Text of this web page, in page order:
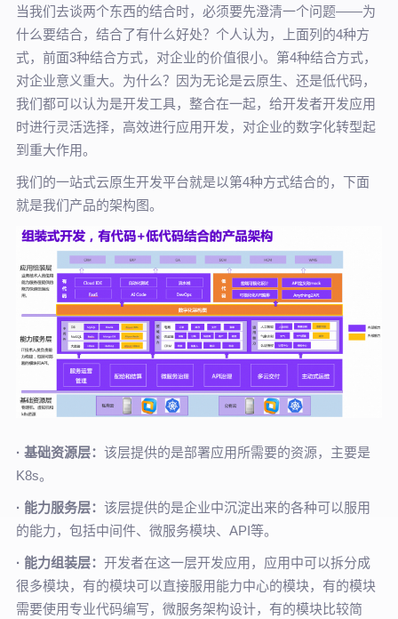
当我们去谈两个东西的结合时，必须要先澄清一个问题——为
什么要结合，结合了有什么好处？个人认为，上面列的4种方
式，前面3种结合方式，对企业的价值很小。第4种结合方式，
对企业意义重大。为什么？因为无论是云原生、还是低代码，
我们都可以认为是开发工具，整合在一起，给开发者开发应用
时进行灵活选择，高效进行应用开发，对企业的数字化转型起
到重大作用。
我们的一站式云原生开发平台就是以第4种方式结合的，下面
就是我们产品的架构图。
· 基础资源层： 该层提供的是部署应用所需要的资源，主要是
K8s。
· 能力服务层： 该层提供的是企业中沉淀出来的各种可以服用
的能力，包括中间件、微服务模块、API等。
· 能力组装层： 开发者在这一层开发应用，应用中可以拆分成
很多模块，有的模块可以直接服用能力中心的模块，有的模块
需要使用专业代码编写，微服务架构设计，有的模块比较简